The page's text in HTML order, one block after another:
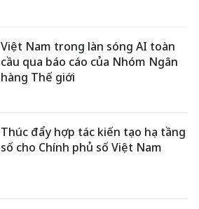
Việt Nam trong làn sóng AI toàn
cầu qua báo cáo của Nhóm Ngân
hàng Thế giới
Thúc đẩy hợp tác kiến tạo hạ tầng
số cho Chính phủ số Việt Nam